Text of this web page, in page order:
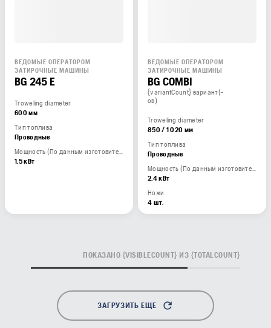
ВЕДОМЫЕ ОПЕРАТОРОМ
ЗАТИРОЧНЫЕ МАШИНЫ
BG 245 E
Troweling diameter
600 мм
Тип топлива
Проводные
Мощность (По данным изготовителя двигателя)
1,5 кВт
ВЕДОМЫЕ ОПЕРАТОРОМ
ЗАТИРОЧНЫЕ МАШИНЫ
BG COMBI
{variantCount} вариант(-
ов)
Troweling diameter
850 / 1 020 мм
Тип топлива
Проводные
Мощность (По данным изготовителя двигателя)
2,4 кВт
Ножи
4 шт.
ЗАГРУЗИТЬ ЕЩЕ
ПОКАЗАНО {VISIBLECOUNT} ИЗ {TOTALCOUNT}